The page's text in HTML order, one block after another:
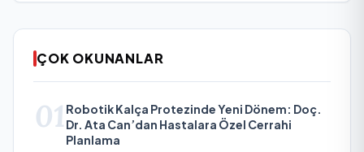
ÇOK OKUNANLAR
01 Robotik Kalça Protezinde Yeni Dönem: Doç.
Dr. Ata Can’dan Hastalara Özel Cerrahi
Planlama